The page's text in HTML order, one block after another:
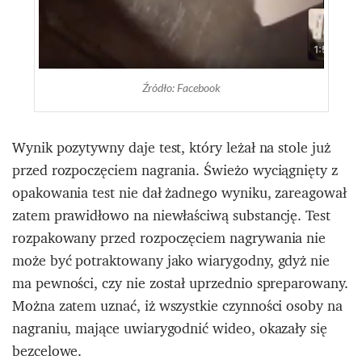
Źródło: Facebook
Wynik pozytywny daje test, który leżał na stole już
przed rozpoczęciem nagrania. Świeżo wyciągnięty z
opakowania test nie dał żadnego wyniku, zareagował
zatem prawidłowo na niewłaściwą substancję. Test
rozpakowany przed rozpoczęciem nagrywania nie
może być potraktowany jako wiarygodny, gdyż nie
ma pewności, czy nie został uprzednio spreparowany.
Można zatem uznać, iż wszystkie czynności osoby na
nagraniu, mające uwiarygodnić wideo, okazały się
bezcelowe.